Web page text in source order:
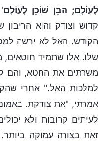
לְעוֹלָם; הַבֵּן שׁוֹכֵן לְעוֹלָם'
קדוש וצודק והוא
הקודש. האל לא ירשה
שלו. אלו שתמיד חוטאים,
משרתים את החטא, והם
למלכות האל." אחרי
אמרתי, "את צודקת.
לעיתים קרובות ולא
זאת בצורה עמוקה